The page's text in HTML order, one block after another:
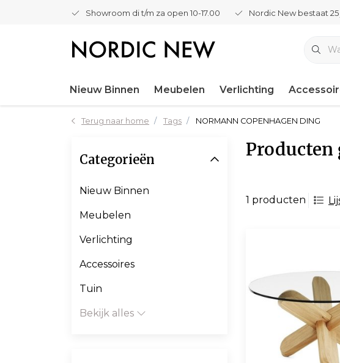
Showroom di t/m za open 10-17.00 Nordic New bestaat 25
Nieuw Binnen Meubelen Verlichting
Terug naar home Tags NORMANN COPENHAGEN DING
Producten
1 producten
Categorieën
Nieuw Binnen
Meubelen
Verlichting
Accessoires
Tuin
Bekijk alles